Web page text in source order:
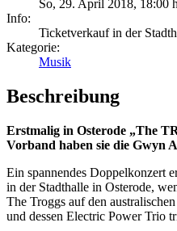
So, 29. April 2018, 18:00 h
Info:
Ticketverkauf in der
Kategorie:
Musik
Beschreibung
Erstmalig in Osterode „The
Vorband haben sie die Gwyn
Ein spannendes Doppelkonzert
in der Stadthalle in Osterode,
The Troggs auf den
und dessen Electric Power Trio